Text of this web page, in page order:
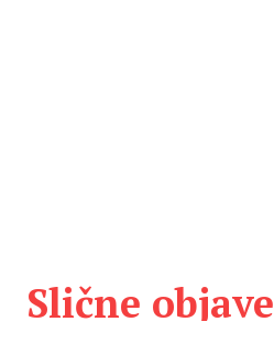
Slične objave